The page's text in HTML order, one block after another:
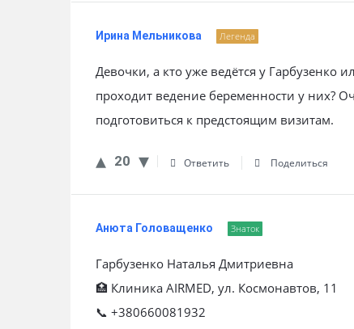
Ирина Мельникова Легенда
Девочки, а кто уже ведётся у Гарбузенко
проходит ведение беременности у них?
подготовиться к предстоящим визитам.
20 Ответить Поделиться
Анюта Головащенко Знаток
Гарбузенко Наталья Дмитриевна
🏥 Клиника AIRMED, ул. Космонавтов, 11
📞 +380660081932